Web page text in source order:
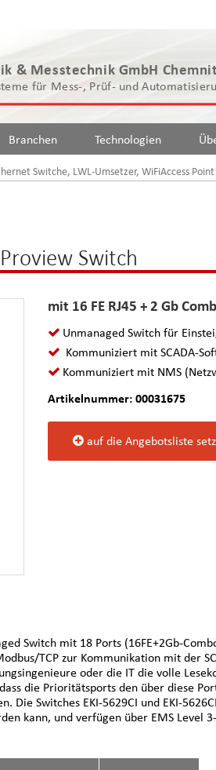
& Messtechnik GmbH
für Mess-, Prüf- und
Branchen Technologien
Switche, LWL-Umsetzer, WiFiAccess Point
Switch
mit 16 FE RJ45 + 2 Gb
Unmanaged Switch für
Kommuniziert mit SCADA-
Kommuniziert mit NMS
Artikelnummer: 00031675
auf die Angebotsliste
Switch mit 18 Ports (16FE+2Gb-
TCP zur Kommunikation mit der
oder die IT die volle
die Prioritätsports den über diese
Die Switches EKI-5629CI und EKI-
kann, und verfügen über EMS